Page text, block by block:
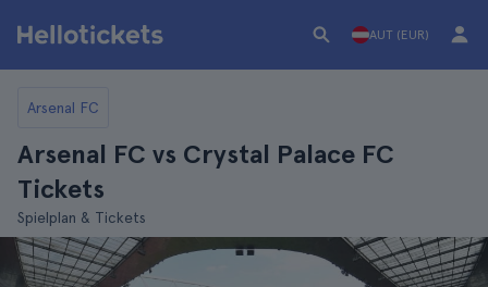
AUT (EUR)
Arsenal FC
Arsenal FC vs Crystal Palace FC
Tickets
Spielplan & Tickets